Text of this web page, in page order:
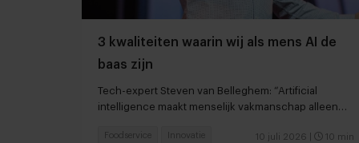
3 kwaliteiten waarin wij als mens AI de
baas zijn
Tech-expert Steven van Belleghem: “Artificial
intelligence maakt menselijk vakmanschap alleen
10 juli 2026 10 min
Foodservice Innovatie